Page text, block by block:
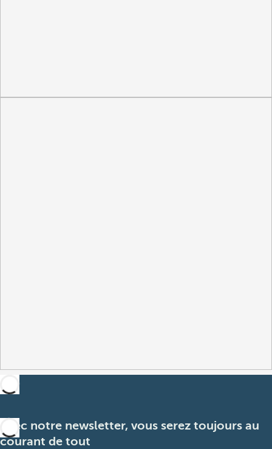
Avec notre newsletter, vous serez toujours au
courant de tout